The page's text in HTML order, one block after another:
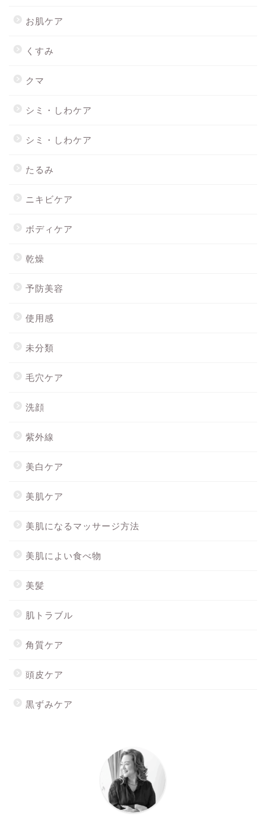
お肌ケア
くすみ
クマ
シミ・しわケア
シミ・しわケア
たるみ
ニキビケア
ボディケア
乾燥
予防美容
使用感
未分類
毛穴ケア
洗顔
紫外線
美白ケア
美肌ケア
美肌になるマッサージ方法
美肌によい食べ物
美髪
肌トラブル
角質ケア
頭皮ケア
黒ずみケア
Mionを購入する
スキンウォーターを購入す